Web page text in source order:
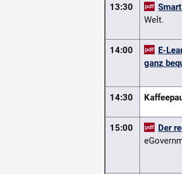
13:30
Welt.
14:00
E-
ganz
14:30
15:00 Der